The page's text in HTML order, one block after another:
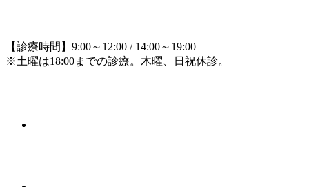
【診療時間】9:00～12:00 / 14:00～19:00
※土曜は18:00までの診療。木曜、日祝休診。